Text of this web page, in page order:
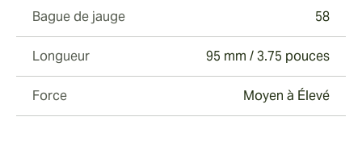
Bague de jauge 58
Longueur 95 mm / 3.75 pouces
Force Moyen à Élevé